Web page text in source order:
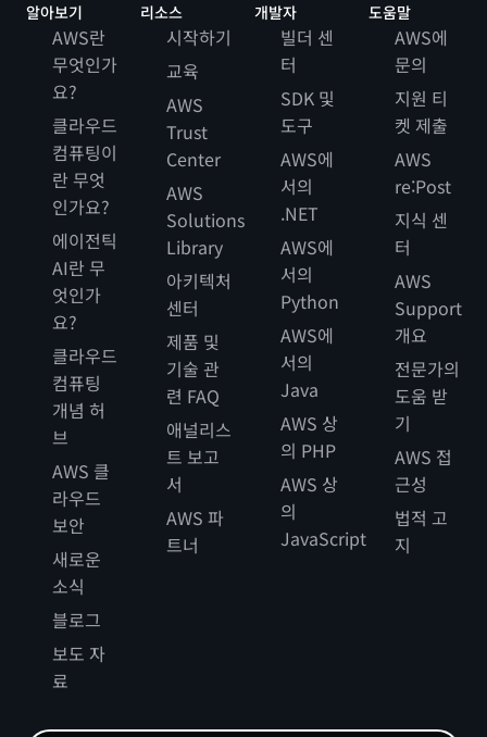
알아보기
AWS란
무엇인가
요?
클라우드
컴퓨팅이
란 무엇
인가요?
에이전틱
AI란 무
엇인가
요?
클라우드
컴퓨팅
개념 허
브
AWS 클
라우드
보안
새로운
소식
블로그
보도 자
료
리소스
시작하기
교육
AWS
Trust
Center
AWS
Solutions
Library
아키텍처
센터
제품 및
기술 관
련 FAQ
애널리스
트 보고
서
AWS 파
트너
개발자
빌더 센
터
SDK 및
도구
AWS에
서의
.NET
AWS에
서의
Python
AWS에
서의
Java
AWS 상
의 PHP
AWS 상
의
JavaScript
도움말
AWS에
문의
지원 티
켓 제출
AWS
re:Post
지식 센
터
AWS
Support
개요
전문가의
도움 받
기
AWS 접
근성
법적 고
지